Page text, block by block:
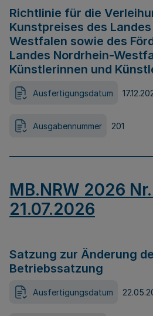
Richtlinie für die
Kunstpreises des
Westfalen sowie des
Landes Nordrhein-
Künstlerinnen und
Ausfertigungsdatum
Ausgabennummer 201
MB.NRW 2026
21.07.2026
Satzung zur Änderung
Betriebssatzung
Ausfertigungsdatum